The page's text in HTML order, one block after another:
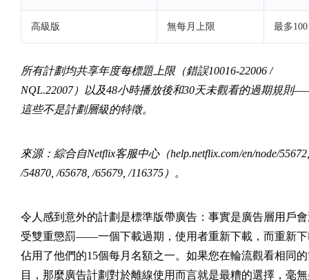
高級版 無每月上限 最多100
所有計劃均共享年度每標題上限（錯誤10016-22006 /
NQL.22007）以及48小時播放後和30天未觀看的過期規則
這些不是計劃層級的特徵。
來源：綜合自Netflix客服中心（help.netflix.com/en/node/55672,
/54870, /65678, /65679, /116375）。
令人感到意外的計劃是標準版帶廣告：事實是廣告層用戶
受雙重懲罰——一個下載過期，使用者重新下載，而重新下
佔用了他們的15個每月名額之一。如果您在輪流觀看相同
目，那麼廣告計劃對於離線使用而言就是最糟的選擇，毫